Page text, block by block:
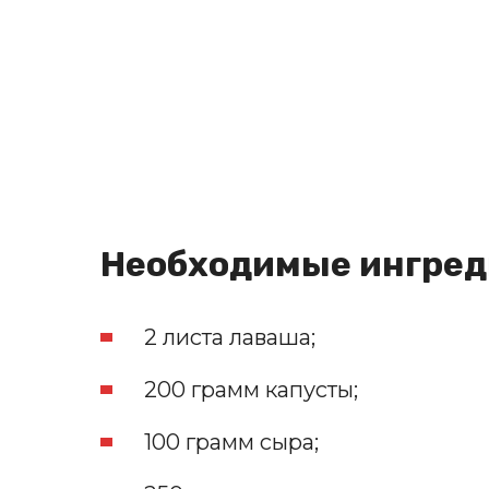
Необходимые
2 листа лаваша;
200 грамм капусты;
100 грамм сыра;